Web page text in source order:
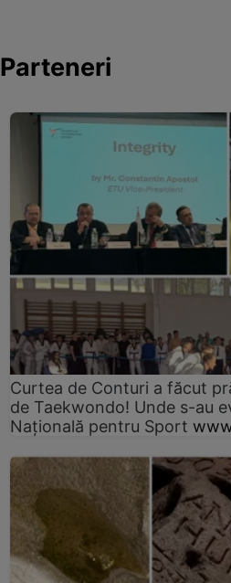
Parteneri
Curtea de Conturi a făcut
de Taekwondo! Unde s-au
Națională pentru Sport